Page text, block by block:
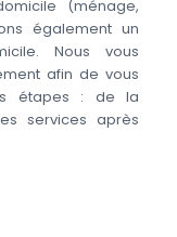
(ménage,
également un
Nous vous
afin de vous
étapes : de la
services après